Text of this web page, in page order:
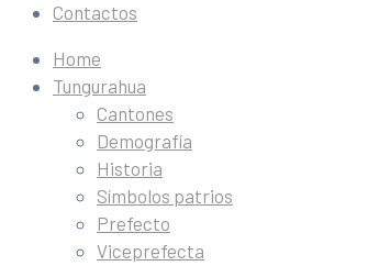
Contactos
Home
Tungurahua
Cantones
Demografía
Historia
Símbolos patrios
Prefecto
Viceprefecta